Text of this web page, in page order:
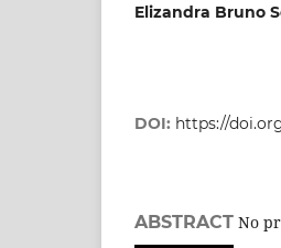
Elizandra Bruno
DOI: https://
ABSTRACT No